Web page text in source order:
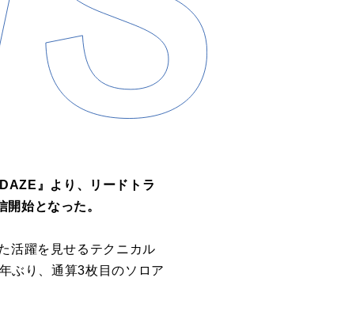
』より、リードトラ
始となった。
活躍を見せるテクニカル
ぶり、通算3枚目のソロア